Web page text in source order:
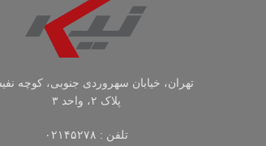
تهران، خیابان سهروردی جنوبی، کوچه
پلاک ۲، واحد ۳
تلفن : ۰۲۱۴۵۲۷۸